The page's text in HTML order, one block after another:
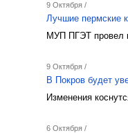
9 Октября /
Лучшие пермские
МУП ПГЭТ провел
9 Октября /
В Покров будет
Изменения
6 Октября /